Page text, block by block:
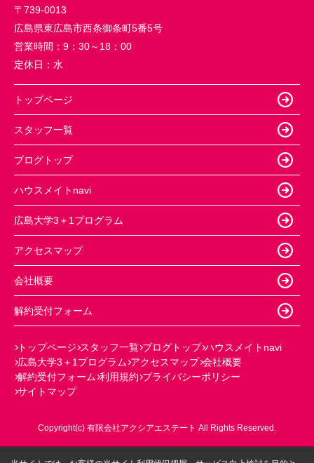
〒739-0013
広島県東広島市西条御条町5番5号
営業時間： 9：30～18：00
定休日： 水
トップページ
スタッフ一覧
ブログトップ
ハウスメイトnavi
広島大学3＋1プログラム
アクセスマップ
会社概要
解約受付フォーム
トップページ スタッフ一覧 ブログトップ ハウスメイトnavi
広島大学3＋1プログラム アクセスマップ 会社概要
解約受付フォーム 利用規約 プライバシーポリシー
サイトマップ
Copyright(c) 有限会社アクシアエステート All Rights Reserved.